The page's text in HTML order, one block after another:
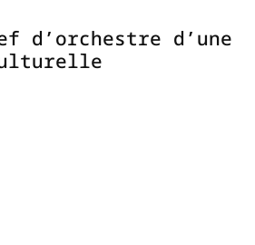
d’orchestre d’une